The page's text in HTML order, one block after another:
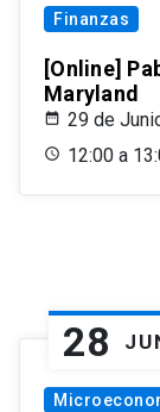
Finanzas
[Online]
Maryland
29 de
12:00 a
28